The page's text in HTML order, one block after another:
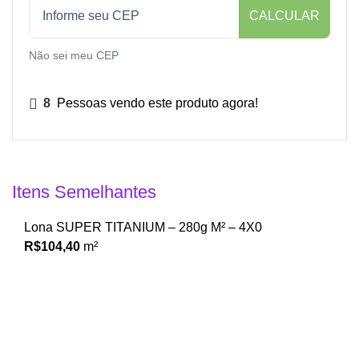
CALCULAR
Não sei meu CEP
8 Pessoas vendo este produto agora!
Itens Semelhantes
Lona SUPER TITANIUM – 280g M² – 4X0
R$104,40